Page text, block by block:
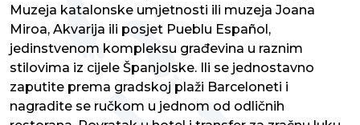
Muzeja katalonske umjetnosti ili muzeja Joana
Miroa, Akvarija ili posjet Pueblu Español,
jedinstvenom kompleksu građevina u raznim
stilovima iz cijele Španjolske. Ili se jednostavno
zaputite prema gradskoj plaži Barceloneti i
nagradite se ručkom u jednom od odličnih